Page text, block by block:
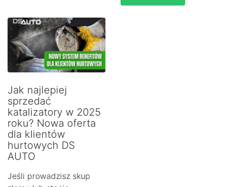
Jak najlepiej
sprzedać
katalizatory w 2025
roku? Nowa oferta
dla klientów
hurtowych DS
AUTO
Jeśli prowadzisz skup